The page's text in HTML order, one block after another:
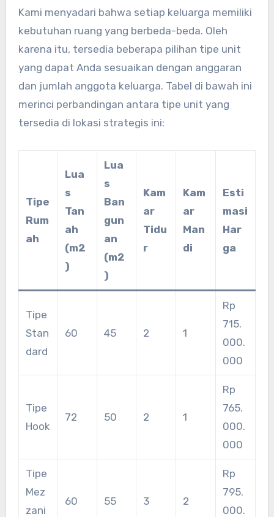
Kami menyadari bahwa setiap keluarga memiliki
kebutuhan ruang yang berbeda-beda. Oleh
karena itu, tersedia beberapa pilihan tipe unit
yang dapat Anda sesuaikan dengan anggaran
dan jumlah anggota keluarga. Tabel di bawah ini
merinci perbandingan antara tipe unit yang
tersedia di lokasi strategis ini:
Tipe
Rum
ah
Lua
s
Tan
ah
(m2
)
Lua
s
Ban
gun
an
(m2
)
Kam
ar
Tidu
r
Kam
ar
Man
di
Esti
masi
Har
ga
Tipe
Stan
dard
60 45 2 1
Rp
715.
000.
000
Tipe
Hook
72 50 2 1
Rp
765.
000.
000
Tipe
Mez
zani
60 55 3 2
Rp
795.
000.